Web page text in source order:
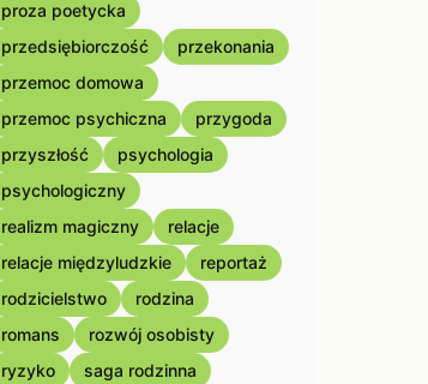
proza poetycka
przedsiębiorczość
przekonania
przemoc domowa
przemoc psychiczna
przygoda
przyszłość
psychologia
psychologiczny
realizm magiczny
relacje
relacje międzyludzkie
reportaż
rodzicielstwo
rodzina
romans
rozwój osobisty
ryzyko
saga rodzinna